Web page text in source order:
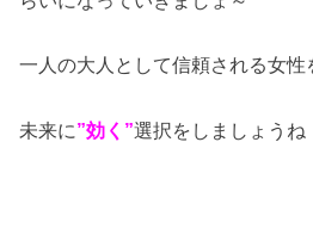
一人の大人として信頼される女性
未来に”効く”選択をしましょうね